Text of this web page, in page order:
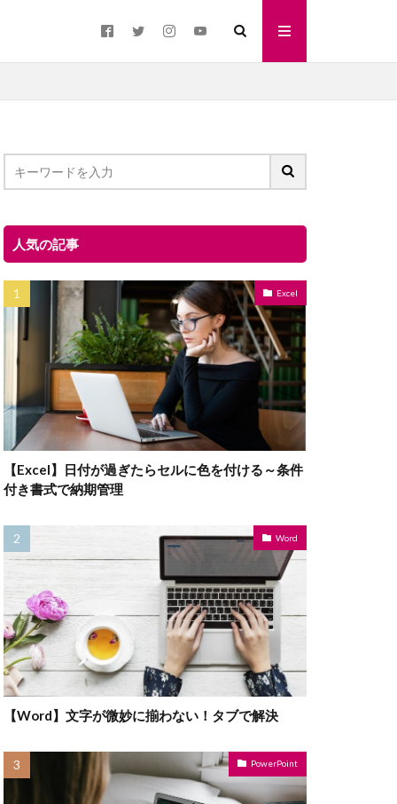
人気の記事
Excel
【Excel】日付が過ぎたらセルに色を付ける～条件
付き書式で納期管理
Word
【Word】文字が微妙に揃わない！タブで解決
PowerPoint